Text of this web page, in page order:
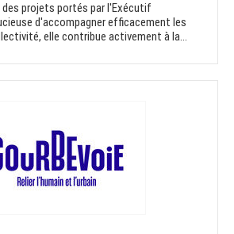
projets portés par l'Exécutif
d'accompagner efficacement les
elle contribue activement à la...